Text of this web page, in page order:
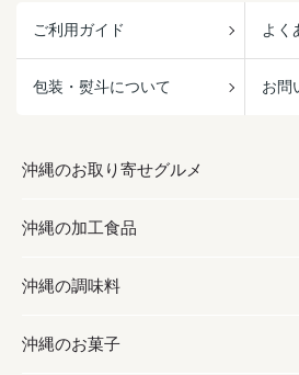
ご利用ガイド よく
包装・熨斗について お問
沖縄のお取り寄せグルメ
お取り寄せグルメ
フルーツ・野菜
お肉
沖縄の加工食品
加工食品
缶詰／パウチ
沖縄の調味料
調味料
沖縄のお菓子